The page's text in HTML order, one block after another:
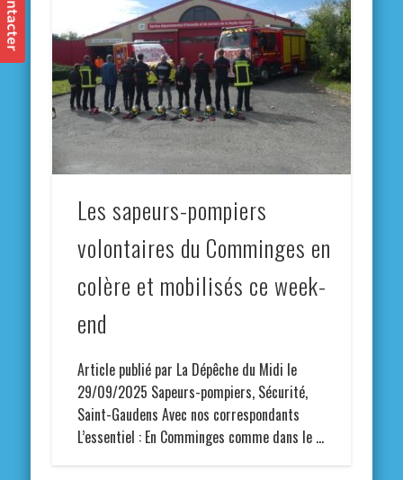
Les sapeurs-pompiers
volontaires du Comminges en
colère et mobilisés ce week-
end
Article publié par La Dépêche du Midi le
29/09/2025 Sapeurs-pompiers, Sécurité,
Saint-Gaudens Avec nos correspondants
L’essentiel : En Comminges comme dans le …